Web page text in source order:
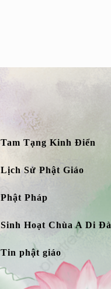
Tam Tạng Kinh Điển
Lịch Sử Phật Giáo
Phật Pháp
Sinh Hoạt Chùa A Di Đà
Tin phật giáo